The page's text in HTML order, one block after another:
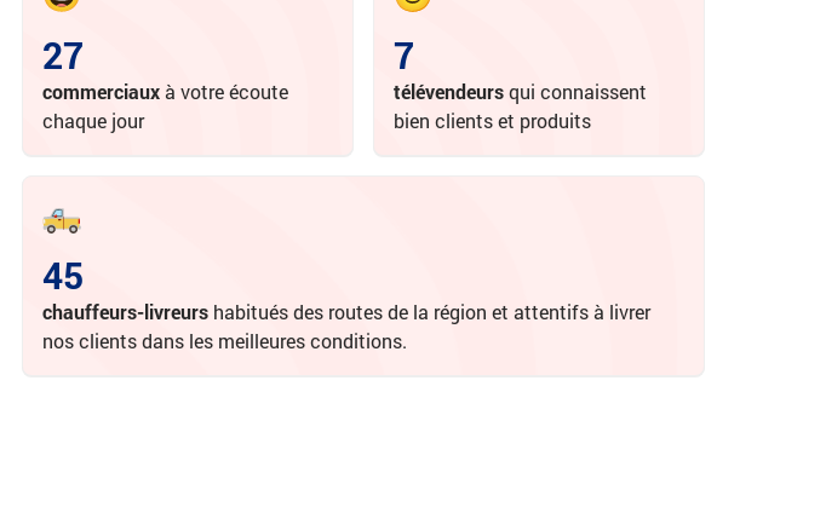
27
commerciauxà votre écoute
chaque jour
7
télévendeursqui connaissent
bien clients et produits
45
chauffeurs-livreurs habitués des routes de la région et attentifs à livrer
nos clients dans les meilleures conditions.